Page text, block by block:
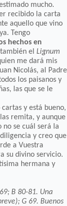
mucho.
recibido la carta
aquello que vino
Tengo
hechos en
el Lignum
me dará mis
Nicolás, al Padre
los paisanos y
las que se le
y está bueno,
remita, y aunque
no se cuál será la
y creo que
a Vuestra
su divino servicio.
hermana y
B 80-81. Una
G 69. Buenos